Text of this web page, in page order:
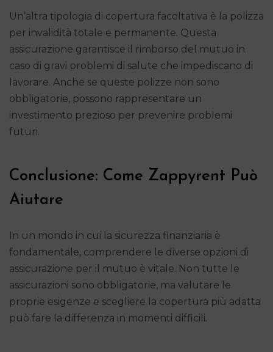
Un’altra tipologia di copertura facoltativa è la polizza
per invalidità totale e permanente. Questa
assicurazione garantisce il rimborso del mutuo in
caso di gravi problemi di salute che impediscano di
lavorare. Anche se queste polizze non sono
obbligatorie, possono rappresentare un
investimento prezioso per prevenire problemi
futuri.
Conclusione: Come Zappyrent Può
Aiutare
In un mondo in cui la sicurezza finanziaria è
fondamentale, comprendere le diverse opzioni di
assicurazione per il mutuo è vitale. Non tutte le
assicurazioni sono obbligatorie, ma valutare le
proprie esigenze e scegliere la copertura più adatta
può fare la differenza in momenti difficili.